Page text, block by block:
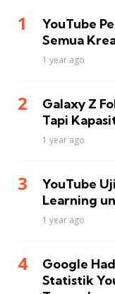
YouTube
Semua
1 year ago
Galaxy Z
Tapi
1 year ago
YouTube
Learning
1 year ago
Google
Statistik